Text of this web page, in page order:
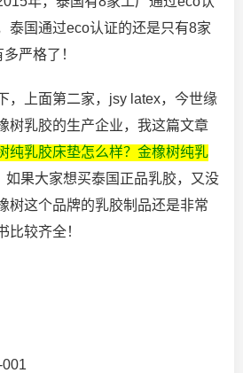
泰国通过eco认证的还是只有8家
严格了！
，上面第二家，jsy latex，今世缘
树乳胶的生产企业，我这篇文章
纯乳胶床垫怎么样？金橡树纯乳
如果大家想买泰国正品乳胶，又没
树这个品牌的乳胶制品还是非常
比较齐全！